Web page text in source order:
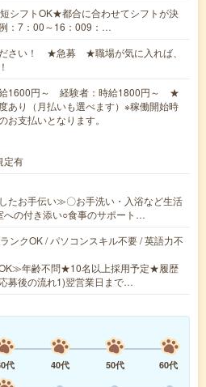
シフトOK★都合に合わせてシフトが決
：7：00～16：009：…
さい！ ★急募 ★職場が気に入れば、
給1600円～ 経験者：時給1800円～ ★
あり（月払いも選べます）※稼働開始時
お支払いとなります。
定有
たお手伝い≫〇お手洗い・入浴など生活
への付き添い○食事のサポート…
ンクOK / パソコンスキル不要 / 英語力不
年齢不問★10名以上採用予定★履歴
募後の流れ1)翌営業日まで…
代 40代 50代
60代